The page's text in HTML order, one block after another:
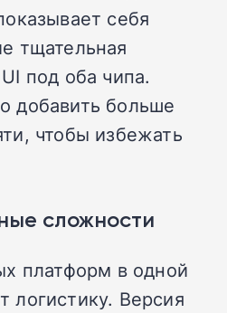
себя
тщательная
под оба чипа.
добавить больше
чтобы избежать
сложности
платформ в одной
логистику. Версия